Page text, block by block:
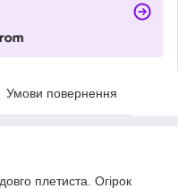
Умови повернення
плетиста. Огірок